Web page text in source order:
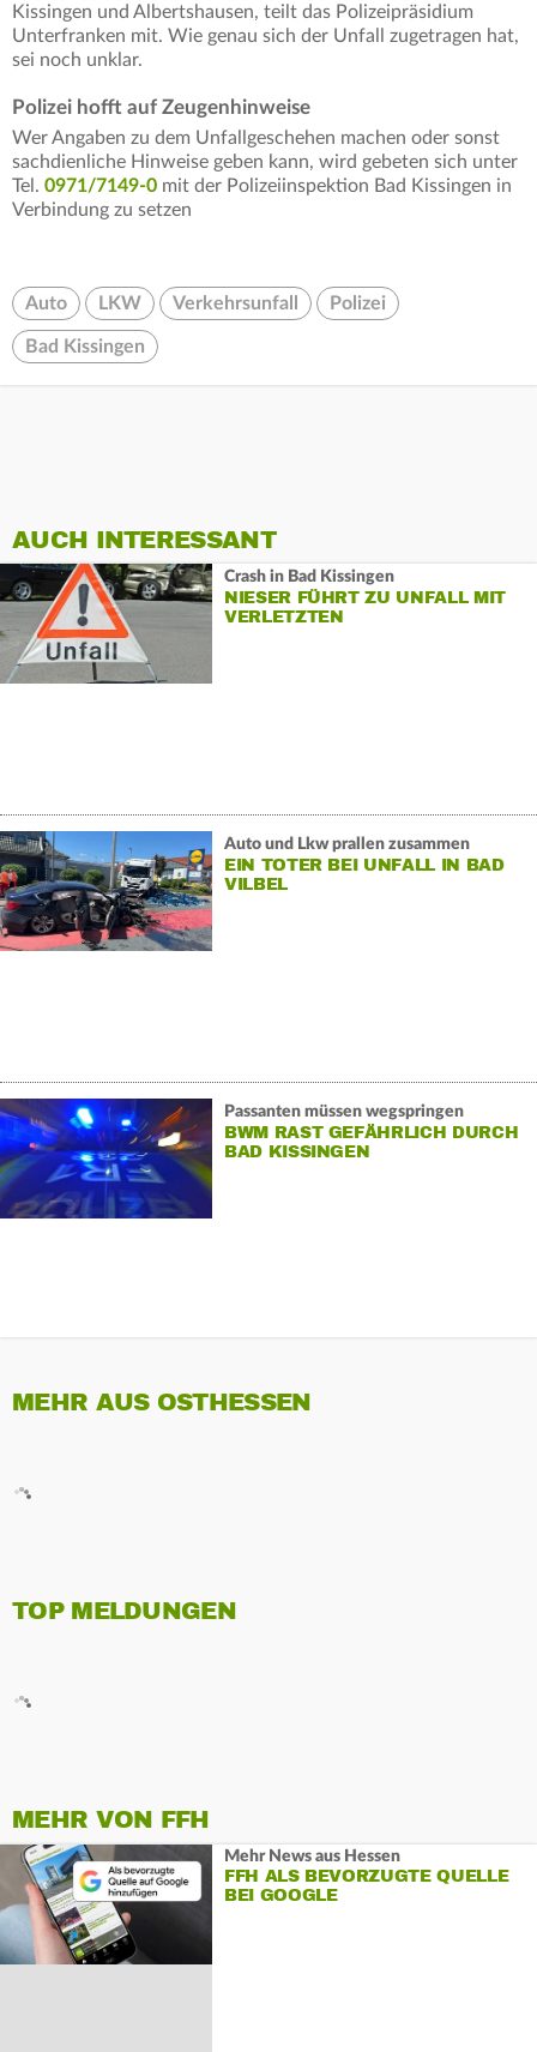
Kissingen und Albertshausen, teilt das Polizeipräsidium
Unterfranken mit. Wie genau sich der Unfall zugetragen hat,
sei noch unklar.
Polizei hofft auf Zeugenhinweise
Wer Angaben zu dem Unfallgeschehen machen oder sonst
sachdienliche Hinweise geben kann, wird gebeten sich unter
Tel. 0971/7149-0 mit der Polizeiinspektion Bad Kissingen in
Verbindung zu setzen
Auto LKW Verkehrsunfall Polizei
Bad Kissingen
AUCH INTERESSANT
Crash in Bad Kissingen
NIESER FÜHRT ZU UNFALL MIT
VERLETZTEN
Auto und Lkw prallen zusammen
EIN TOTER BEI UNFALL IN BAD
VILBEL
Passanten müssen wegspringen
BWM RAST GEFÄHRLICH DURCH
BAD KISSINGEN
MEHR AUS OSTHESSEN
TOP MELDUNGEN
MEHR VON FFH
Mehr News aus Hessen
FFH ALS BEVORZUGTE QUELLE
BEI GOOGLE